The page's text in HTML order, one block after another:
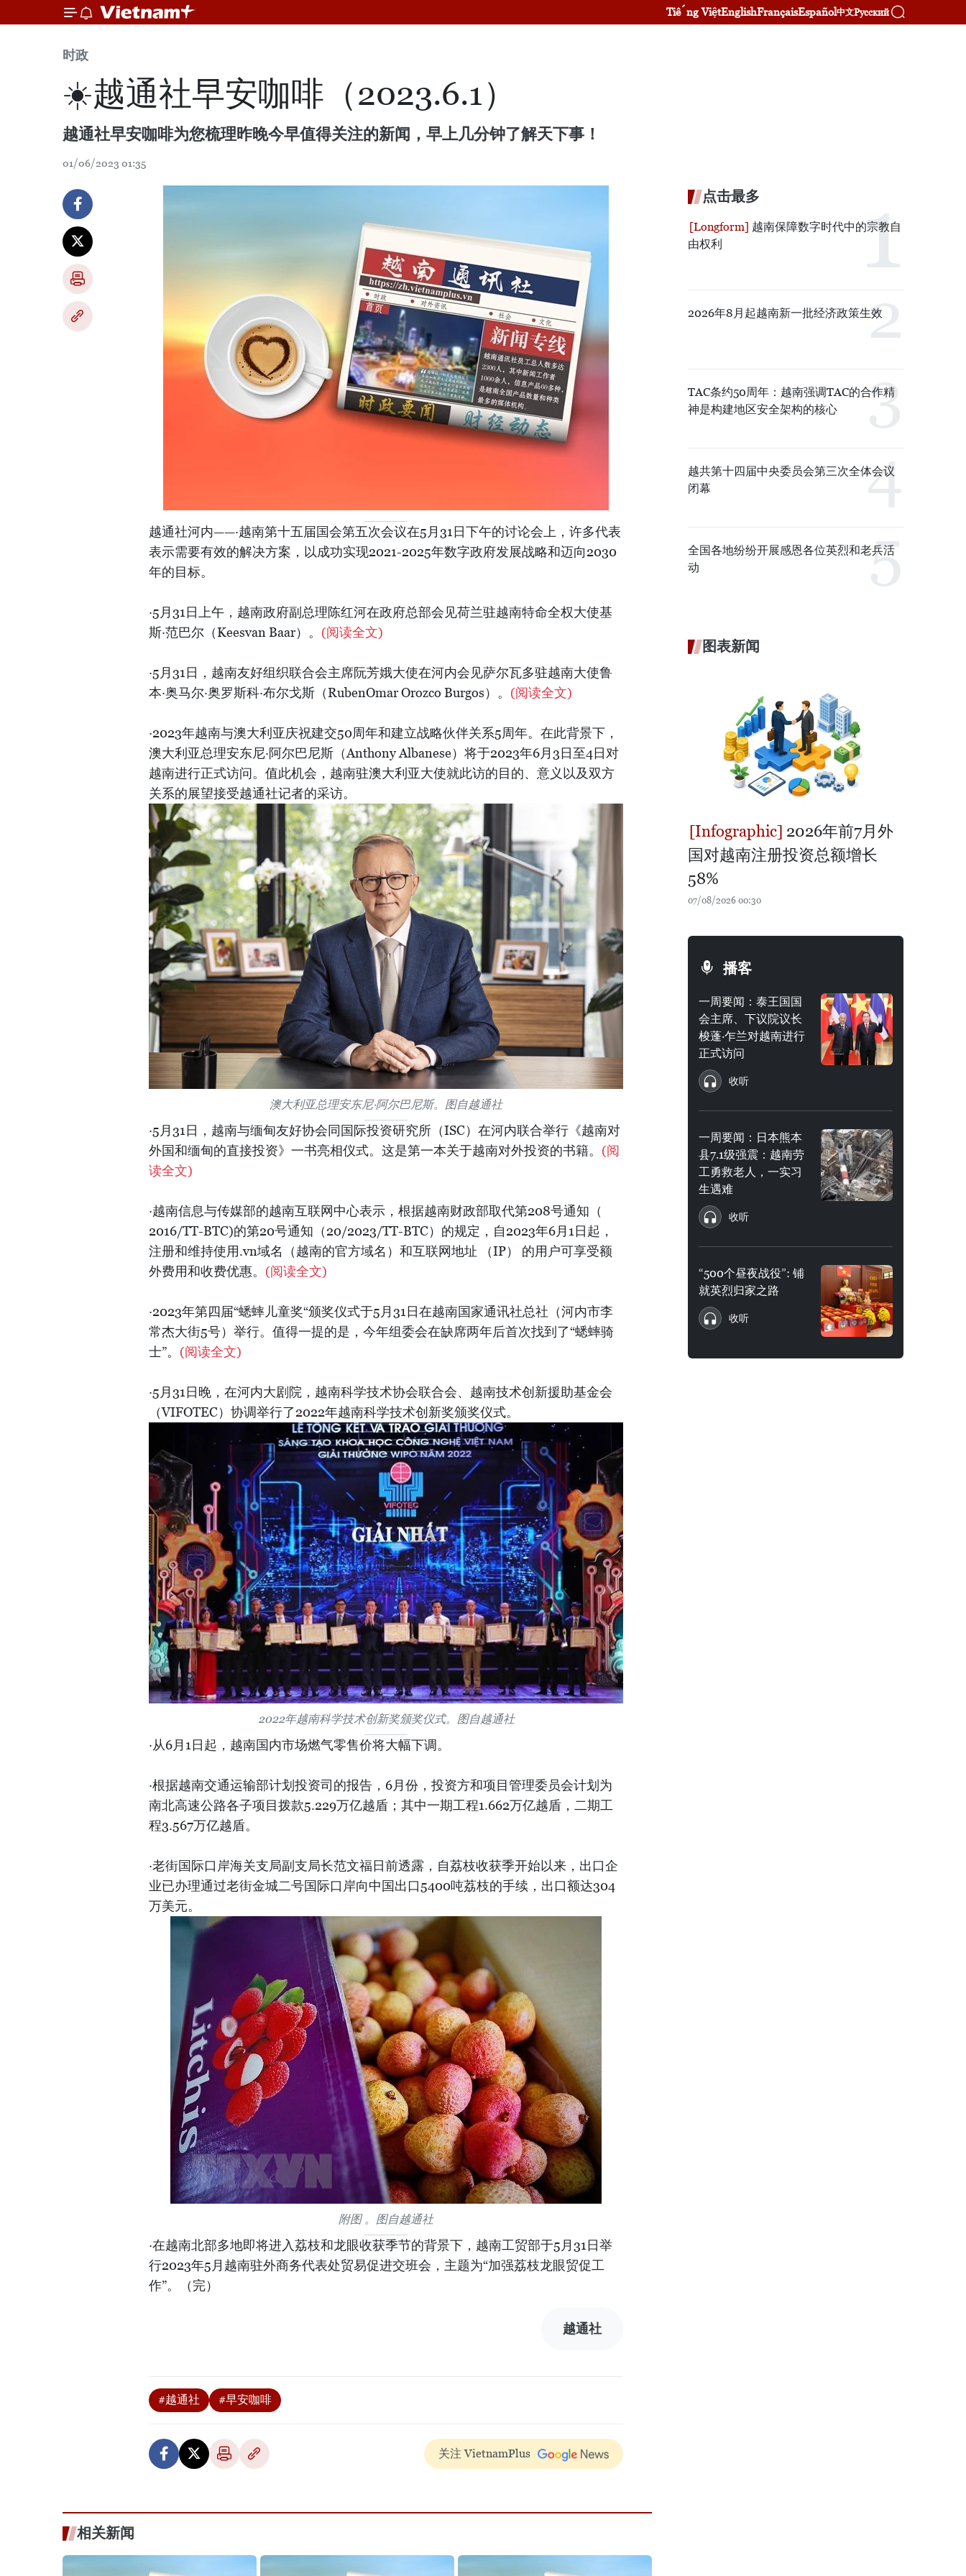
Tiếng ViệtEnglishFrançaisEspañol中文Русский
时政
☀️越通社早安咖啡（2023.6.1）
越通社早安咖啡为您梳理昨晚今早值得关注的新闻，早上几分钟了解天下事！
01/06/2023 01:35
越通社河内——·越南第十五届国会第五次会议在5月31日下午的讨论会上，许多代表
表示需要有效的解决方案，以成功实现2021-2025年数字政府发展战略和迈向2030
年的目标。
·5月31日上午，越南政府副总理陈红河在政府总部会见荷兰驻越南特命全权大使基
斯·范巴尔（Keesvan Baar）。 (阅读全文)
·5月31日，越南友好组织联合会主席阮芳娥大使在河内会见萨尔瓦多驻越南大使鲁
本·奥马尔·奥罗斯科·布尔戈斯（RubenOmar Orozco Burgos）。 (阅读全文)
·2023年越南与澳大利亚庆祝建交50周年和建立战略伙伴关系5周年。在此背景下，
澳大利亚总理安东尼·阿尔巴尼斯（Anthony Albanese）将于2023年6月3日至4日对
越南进行正式访问。值此机会，越南驻澳大利亚大使就此访的目的、意义以及双方
关系的展望接受越通社记者的采访。
澳大利亚总理安东尼·阿尔巴尼斯。图自越通社
·5月31日，越南与缅甸友好协会同国际投资研究所（ISC）在河内联合举行《越南对
外国和缅甸的直接投资》一书亮相仪式。这是第一本关于越南对外投资的书籍。 (阅
读全文)
·越南信息与传媒部的越南互联网中心表示，根据越南财政部取代第208号通知（
2016/TT-BTC)的第20号通知（20/2023/TT-BTC）的规定，自2023年6月1日起，
注册和维持使用.vn域名（越南的官方域名）和互联网地址 （IP） 的用户可享受额
外费用和收费优惠。 (阅读全文)
·2023年第四届“蟋蟀儿童奖“颁奖仪式于5月31日在越南国家通讯社总社（河内市李
常杰大街5号）举行。值得一提的是，今年组委会在缺席两年后首次找到了“蟋蟀骑
士”。 (阅读全文)
·5月31日晚，在河内大剧院，越南科学技术协会联合会、越南技术创新援助基金会
（VIFOTEC）协调举行了2022年越南科学技术创新奖颁奖仪式。
2022年越南科学技术创新奖颁奖仪式。图自越通社
·从6月1日起，越南国内市场燃气零售价将大幅下调。
·根据越南交通运输部计划投资司的报告，6月份，投资方和项目管理委员会计划为
南北高速公路各子项目拨款5.229万亿越盾；其中一期工程1.662万亿越盾，二期工
程3.567万亿越盾。
·老街国际口岸海关支局副支局长范文福日前透露，自荔枝收获季开始以来，出口企
业已办理通过老街金城二号国际口岸向中国出口5400吨荔枝的手续，出口额达304
万美元。
附图 。图自越通社
·在越南北部多地即将进入荔枝和龙眼收获季节的背景下，越南工贸部于5月31日举
行2023年5月越南驻外商务代表处贸易促进交班会，主题为“加强荔枝龙眼贸促工
作”。（完）
越通社
#越通社 #早安咖啡
关注 VietnamPlus
相关新闻
点击最多
越南保障数字时代中的宗教自
由权利
2026年8月起越南新一批经济政策生效
TAC条约50周年：越南强调TAC的合作精
神是构建地区安全架构的核心
越共第十四届中央委员会第三次全体会议
闭幕
全国各地纷纷开展感恩各位英烈和老兵活
动
图表新闻
2026年前7月外
国对越南注册投资总额增长
58%
07/08/2026 00:30
播客
一周要闻：泰王国国
会主席、下议院议长
梭蓬·乍兰对越南进行
正式访问
收听
一周要闻：日本熊本
县7.1级强震：越南劳
工勇救老人，一实习
生遇难
收听
“500个昼夜战役”: 铺
就英烈归家之路
收听